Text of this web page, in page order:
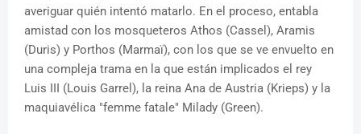
averiguar quién intentó matarlo. En el proceso, entabla
amistad con los mosqueteros Athos (Cassel), Aramis
(Duris) y Porthos (Marmaï), con los que se ve envuelto en
una compleja trama en la que están implicados el rey
Luis III (Louis Garrel), la reina Ana de Austria (Krieps) y la
maquiavélica "femme fatale" Milady (Green).